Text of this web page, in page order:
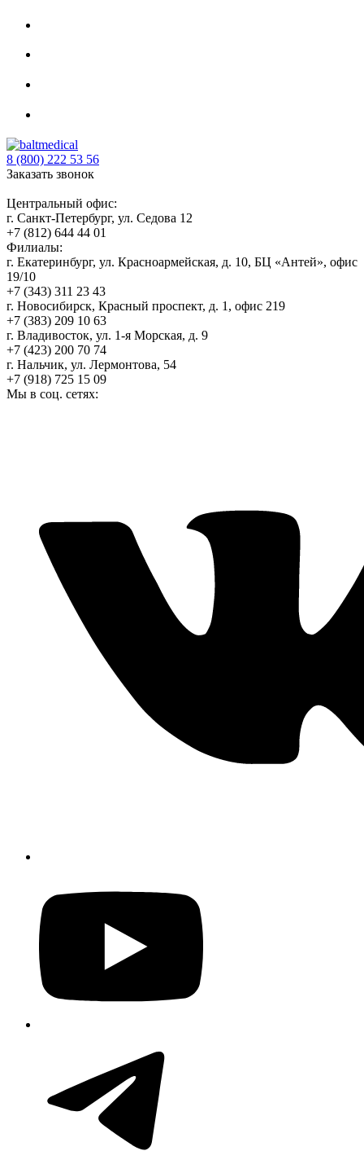
8 (800) 222 53 56
Заказать звонок
Центральный офис:
г. Санкт-Петербург, ул. Седова 12
+7 (812) 644 44 01
Филиалы:
г. Екатеринбург, ул. Красноармейская, д. 10, БЦ «Антей», офис
19/10
+7 (343) 311 23 43
г. Новосибирск, Красный проспект, д. 1, офис 219
+7 (383) 209 10 63
г. Владивосток, ул. 1-я Морская, д. 9
+7 (423) 200 70 74
г. Нальчик, ул. Лермонтова, 54
+7 (918) 725 15 09
Мы в соц. сетях: